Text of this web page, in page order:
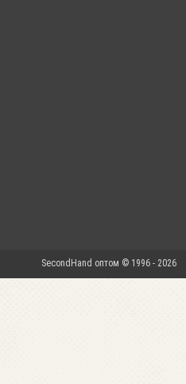
SecondHand оптом © 1996 - 2026